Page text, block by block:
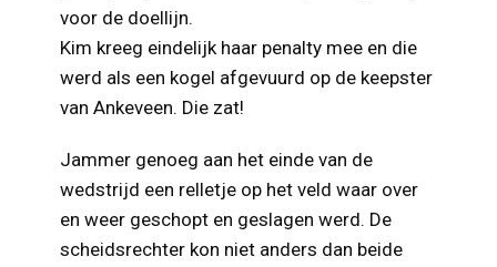
voor de doellijn.
Kim kreeg eindelijk haar penalty mee en die
werd als een kogel afgevuurd op de keepster
van Ankeveen. Die zat!
Jammer genoeg aan het einde van de
wedstrijd een relletje op het veld waar over
en weer geschopt en geslagen werd. De
scheidsrechter kon niet anders dan beide